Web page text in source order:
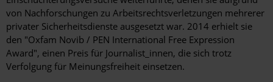
von Nachforschungen zu Arbeitsrechtsverletzungen mehrerer
privater Sicherheitsdienste ausgesetzt war. 2014 erhielt sie
den "Oxfam Novib / PEN International Free Expression
Award", einen Preis für Journalist_innen, die sich trotz
Verfolgung für Meinungsfreiheit einsetzen.